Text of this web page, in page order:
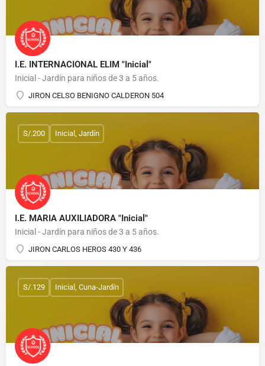
I.E. INTERNACIONAL ELIM "Inicial"
Inicial - Jardín para niños de 3 a 5 años.
JIRON CELSO BENIGNO CALDERON 504
I.E. MARIA AUXILIADORA "Inicial"
Inicial - Jardín para niños de 3 a 5 años.
JIRON CARLOS HEROS 430 Y 436
S/.200 Inicial, Jardín
S/.129 Inicial, Cuna-Jardín